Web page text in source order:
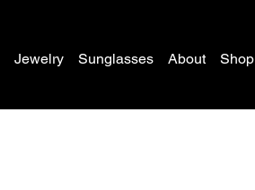
Jewelry Sunglasses About Shop